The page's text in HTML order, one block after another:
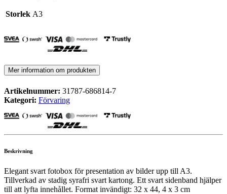
Storlek A3
Mer information om produkten
Artikelnummer: 31787-686814-7
Kategori: Förvaring
Beskrivning
Elegant svart fotobox för presentation av bilder upp till A3.
Tillverkad av stadig syrafri svart kartong. Ett svart sidenband hjälper
till att lyfta innehållet. Format invändigt: 32 x 44, 4 x 3 cm